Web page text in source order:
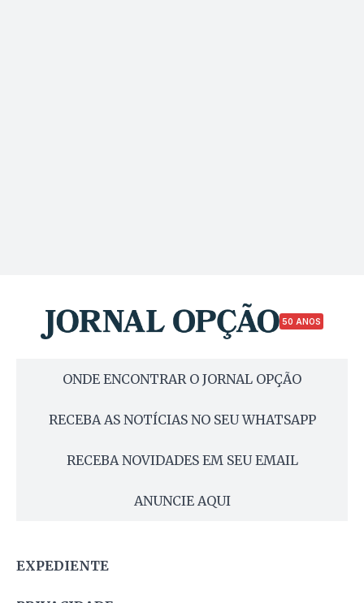
50 ANOS
ONDE ENCONTRAR O JORNAL OPÇÃO
RECEBA AS NOTÍCIAS NO SEU WHATSAPP
RECEBA NOVIDADES EM SEU EMAIL
ANUNCIE AQUI
EXPEDIENTE